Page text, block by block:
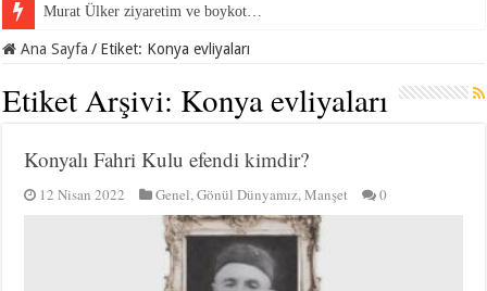
Murat Ülker ziyaretim ve boykot…
Ana Sayfa / Etiket: Konya evliyaları
Etiket Arşivi: Konya evliyaları
Konyalı Fahri Kulu efendi kimdir?
12 Nisan 2022 Genel,Gönül Dünyamız,Manşet 0